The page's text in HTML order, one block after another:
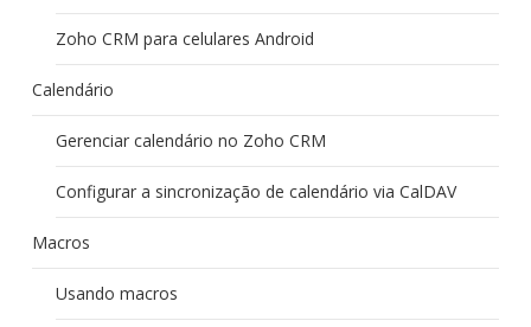
Zoho CRM para celulares Android
Calendário
Gerenciar calendário no Zoho CRM
Configurar a sincronização de calendário via CalDAV
Macros
Usando macros